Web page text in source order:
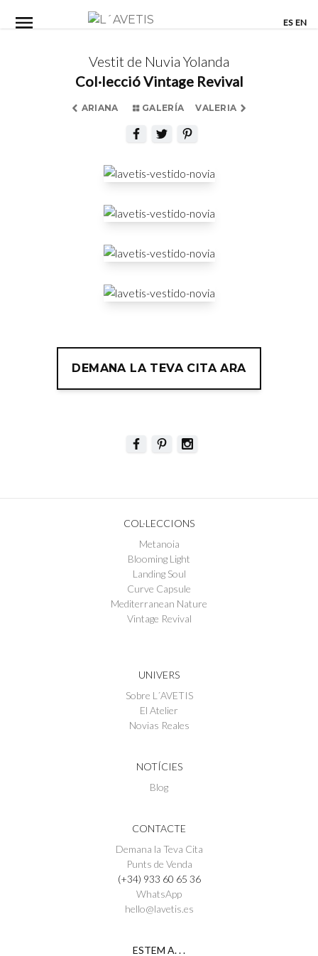
ES EN
Vestit de Nuvia Yolanda
Col·lecció Vintage Revival
ARIANA GALERÍA VALERIA
DEMANA LA TEVA CITA ARA
COL·LECCIONS
Metanoia
Blooming Light
Landing Soul
Curve Capsule
Mediterranean Nature
Vintage Revival
UNIVERS
Sobre L´AVETIS
El Atelier
Novias Reales
NOTÍCIES
Blog
CONTACTE
Demana la Teva Cita
Punts de Venda
(+34) 933 60 65 36
WhatsApp
hello@lavetis.es
ESTEM A. . .